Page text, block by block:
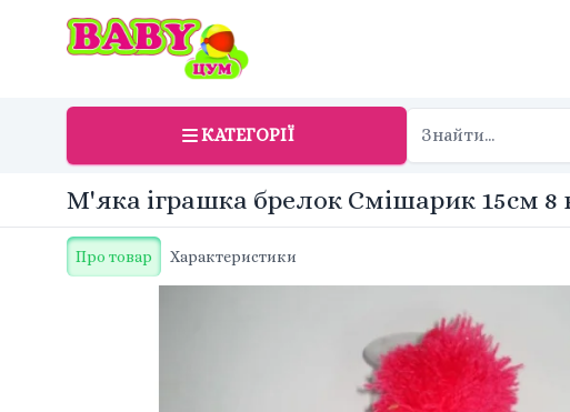
КАТЕГОРІЇ
М'яка іграшка брелок Смішарик 15см 8
Про товар Характеристики